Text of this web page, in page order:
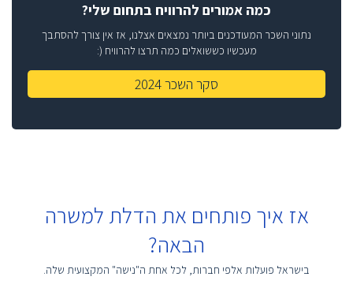
כמה אמורים להרוויח בתחום שלי?
נתוני השכר המעודכנים ביותר נמצאים אצלנו, אז אין צורך להסתבך
מעכשיו כששואלים כמה תרצו להרוויח (:
סקר השכר 2024
אז איך פותחים את הדלת למשרה
הבאה?
בישראל פועלות אלפי חברות, לכל אחת ה"נישה" המקצועית שלה.